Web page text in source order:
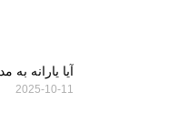
آیا یارانه
2025-10-11